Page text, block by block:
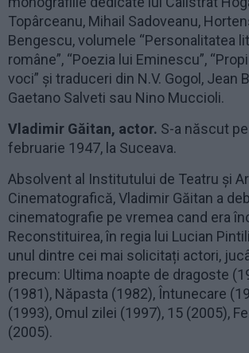
Topârceanu, Mihail Sadoveanu,
Bengescu, volumele “Personalitatea
române”, “Poezia lui Eminescu”,
voci” și traduceri din N.V. Gogol, Jean
Gaetano Salveti sau Nino Muccioli.
Vladimir Găitan, actor. S-a născut
februarie 1947, la Suceava.
Absolvent al Institutului de Teatru și
Cinematografică, Vladimir Găitan a
cinematografie pe vremea cand era
Reconstituirea, în regia lui Lucian
unul dintre cei mai solicitați actori,
precum: Ultima noapte de dragoste
(1981), Năpasta (1982), Întunecare
(1993), Omul zilei (1997), 15 (2005),
(2005).